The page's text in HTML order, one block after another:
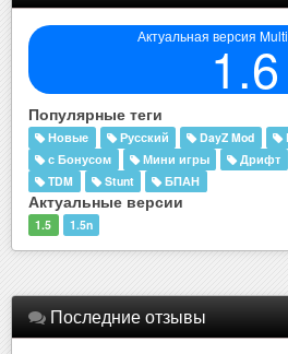
Актуальная версия
1.6
Популярные теги
Новые Русский DayZ Mod
с Бонусом
Мини игры Дрифт
TDM
Stunt БПАН
Актуальные версии
1.5 1.5n
Последние отзывы